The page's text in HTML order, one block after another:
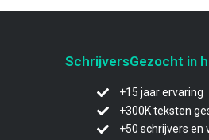
SchrijversGezocht in
+15 jaar ervaring
+300K teksten
+50 schrijvers en